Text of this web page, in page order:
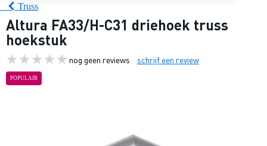
Truss
Altura FA33/H-C31 driehoek truss
hoekstuk
nog geen reviews schrijf een review
POPULAIR